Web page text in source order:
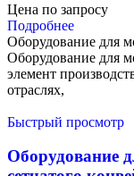
Цена по запросу
Подробнее
Оборудование для
Оборудование для
элемент
отраслях,
Быстрый просмотр
Оборудование